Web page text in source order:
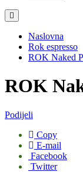
Naslovna
Rok espresso
ROK Naked
ROK
Podijeli
Copy
E-mail
Facebook
Twitter